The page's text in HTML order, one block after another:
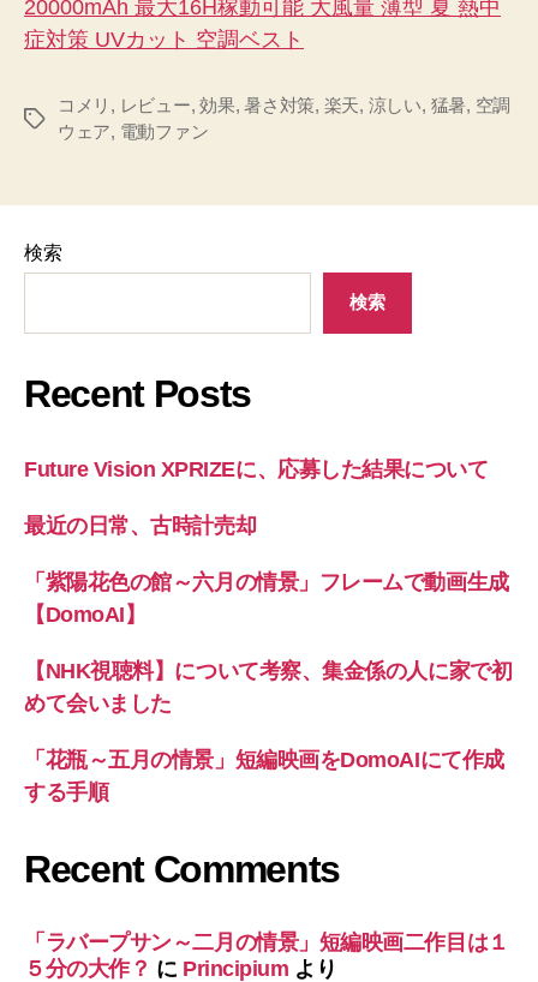
20000mAh 最大16H稼動可能 大風量 薄型 夏 熱中
症対策 UVカット 空調ベスト
タ
コメリ , レビュー,効果,暑さ対策, 楽天, 涼しい, 猛暑, 空調
ウェア, 電動ファン
検索
検索
Recent Posts
Future Vision XPRIZEに、応募した結果について
最近の日常、古時計売却
「紫陽花色の館～六月の情景」フレームで動画生成
【DomoAI】
【NHK視聴料】について考察、集金係の人に家で初
めて会いました
「花瓶～五月の情景」短編映画をDomoAIにて作成
する手順
Recent Comments
「ラバープサン～二月の情景」短編映画二作目は１
５分の大作？ に Principium より